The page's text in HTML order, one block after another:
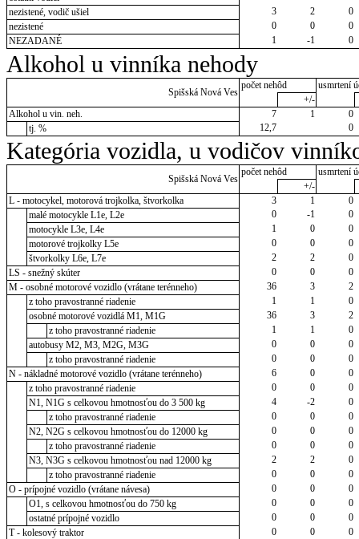
nezistené, vodič ušiel
3 2
0
nezistené
0 0
0
NEZADANÉ
1 -1 0
Alkohol u vinníka nehody
Spišská Nová Ves
počet nehôd
usmrtení
+/-
Alkohol u vin. neh.
7 1
0
tj. %
12,7 0
Kategória vozidla, u vodičov
Spišská Nová Ves
počet nehôd
usmrtení
+/-
L - motocykel, motorová trojkolka, štvorkolka
3 1
0
malé motocykle L1e, L2e
0 -1
0
motocykle L3e, L4e
1 0
0
motorové trojkolky L5e
0 0
0
štvorkolky L6e, L7e
2 2
0
LS - snežný skúter
0 0
0
M - osobné motorové vozidlo (vrátane terénneho)
36 3
2
z toho pravostranné riadenie
1 1
0
osobné motorové vozidlá M1, M1G
36 3
2
z toho pravostranné riadenie
1 1
0
autobusy M2, M3, M2G, M3G
0 0
0
z toho pravostranné riadenie
0 0
0
N - nákladné motorové vozidlo (vrátane terénneho)
6 0
0
z toho pravostranné riadenie
0 0
0
N1, N1G s celkovou hmotnosťou do 3 500 kg
4 -2
0
z toho pravostranné riadenie
0 0
0
N2, N2G s celkovou hmotnosťou do 12000 kg
0 0
0
z toho pravostranné riadenie
0 0
0
N3, N3G s celkovou hmotnosťou nad 12000 kg
2 2
0
z toho pravostranné riadenie
0 0
0
O - prípojné vozidlo (vrátane návesa)
0 0
0
O1, s celkovou hmotnosťou do 750 kg
0 0
0
ostatné prípojné vozidlo
0 0
0
T - kolesový traktor
0 0
0